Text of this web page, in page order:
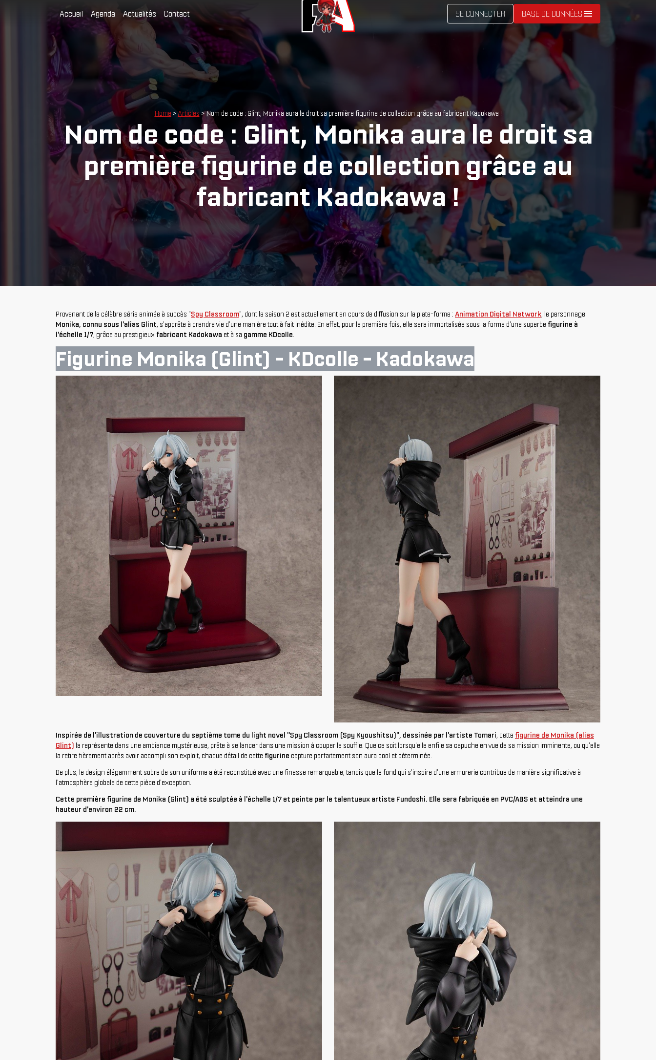
Accueil Agenda Actualités Contact SE CONNECTER BASE DE DONNÉES
Home >Articles> Nom de code : Glint, Monika aura le droit sa première figurine de collection grâce au fabricant Kadokawa !
Nom de code : Glint, Monika aura le droit sa
première figurine de collection grâce au
fabricant Kadokawa !
Provenant de la célèbre série animée à succès "Spy Classroom", dont la saison 2 est actuellement en cours de diffusion sur la plate-forme : Animation Digital Network, le personnage
Monika, connu sous l'alias Glint, s'apprête à prendre vie d'une manière tout à fait inédite. En effet, pour la première fois, elle sera immortalisée sous la forme d'une superbe figurine à
l'échelle 1/7, grâce au prestigieux fabricant Kadokawa et à sa gamme KDcolle.
Figurine Monika (Glint) - KDcolle - Kadokawa
Inspirée de l'illustration de couverture du septième tome du light novel "Spy Classroom (Spy Kyoushitsu)", dessinée par l'artiste Tomari, cette figurine de Monika (alias
Glint) la représente dans une ambiance mystérieuse, prête à se lancer dans une mission à couper le souffle. Que ce soit lorsqu'elle enfile sa capuche en vue de sa mission imminente, ou qu'elle
la retire fièrement après avoir accompli son exploit, chaque détail de cette figurine capture parfaitement son aura cool et déterminée.
De plus, le design élégamment sobre de son uniforme a été reconstitué avec une finesse remarquable, tandis que le fond qui s'inspire d'une armurerie contribue de manière significative à
l'atmosphère globale de cette pièce d'exception.
Cette première figurine de Monika (Glint) a été sculptée à l'échelle 1/7 et peinte par le talentueux artiste Fundoshi. Elle sera fabriquée en PVC/ABS et atteindra une
hauteur d'environ 22 cm.